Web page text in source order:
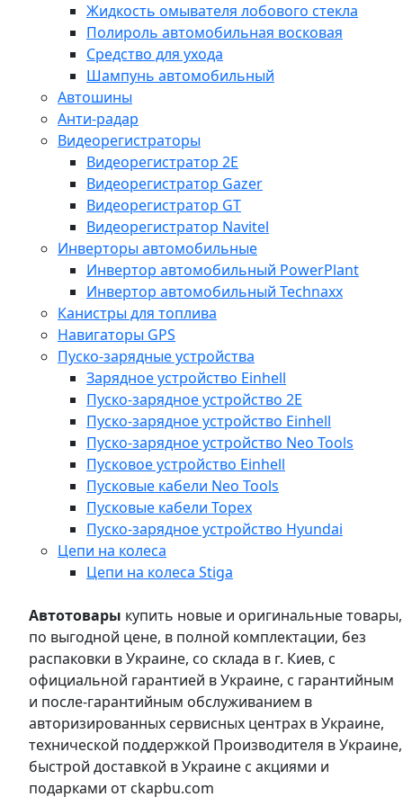
Жидкость омывателя лобового стекла
Полироль автомобильная восковая
Средство для ухода
Шампунь автомобильный
Автошины
Анти-радар
Видеорегистраторы
Видеорегистратор 2E
Видеорегистратор Gazer
Видеорегистратор GT
Видеорегистратор Navitel
Инверторы автомобильные
Инвертор автомобильный PowerPlant
Инвертор автомобильный Technaxx
Канистры для топлива
Навигаторы GPS
Пуско-зарядные устройства
Зарядное устройство Einhell
Пуско-зарядное устройство 2E
Пуско-зарядное устройство Einhell
Пуско-зарядное устройство Neo Tools
Пусковое устройство Einhell
Пусковые кабели Neo Tools
Пусковые кабели Topex
Пуско-зарядное устройство Hyundai
Цепи на колеса
Цепи на колеса Stiga
Автотовары купить новые и оригинальные товары,
по выгодной цене, в полной комплектации, без
распаковки в Украине, со склада в г. Киев, с
официальной гарантией в Украине, с гарантийным
и после-гарантийным обслуживанием в
авторизированных сервисных центрах в Украине,
технической поддержкой Производителя в Украине,
быстрой доставкой в Украине с акциями и
подарками от ckapbu.com